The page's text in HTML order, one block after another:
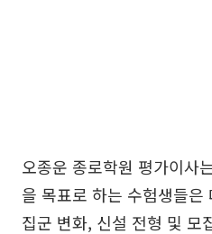
오종운 종로학원 평가이사
을 목표로 하는 수험생들
집군 변화, 신설 전형 및 모